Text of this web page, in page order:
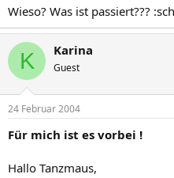
Wieso? Was ist passiert???
K Karina
Guest
24 Februar 2004
Für mich ist es vorbei !
Hallo Tanzmaus,